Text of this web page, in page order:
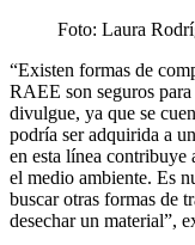
Foto: Laura
“Existen formas de
RAEE son seguros
divulgue, ya que se
podría ser adquirida a
en esta línea contribuye
el medio ambiente. Es
buscar otras formas de
desechar un material”,